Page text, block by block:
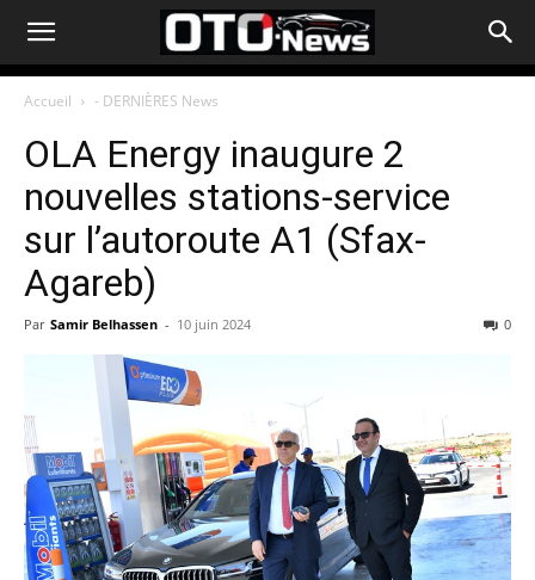
Accueil - DERNIÈRES News
OLA Energy inaugure 2
nouvelles stations-service
sur l’autoroute A1 (Sfax-
Agareb)
Par Samir Belhassen - 10 juin 2024 0